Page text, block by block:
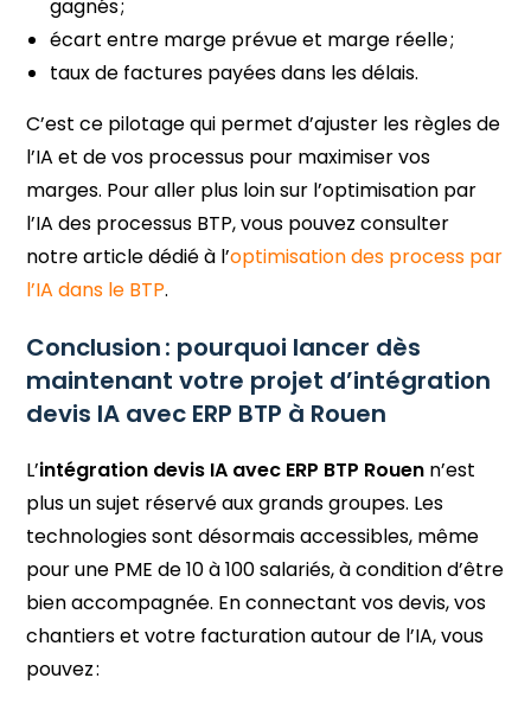
gagnés ;
écart entre marge prévue et marge réelle ;
taux de factures payées dans les délais.
C’est ce pilotage qui permet d’ajuster les règles de
l’IA et de vos processus pour maximiser vos
marges. Pour aller plus loin sur l’optimisation par
l’IA des processus BTP, vous pouvez consulter
notre article dédié à l’optimisation des process par
l’IA dans le BTP.
Conclusion : pourquoi lancer dès
maintenant votre projet d’intégration
devis IA avec ERP BTP à Rouen
L’intégration devis IA avec ERP BTP Rouen n’est
plus un sujet réservé aux grands groupes. Les
technologies sont désormais accessibles, même
pour une PME de 10 à 100 salariés, à condition d’être
bien accompagnée. En connectant vos devis, vos
chantiers et votre facturation autour de l’IA, vous
pouvez :